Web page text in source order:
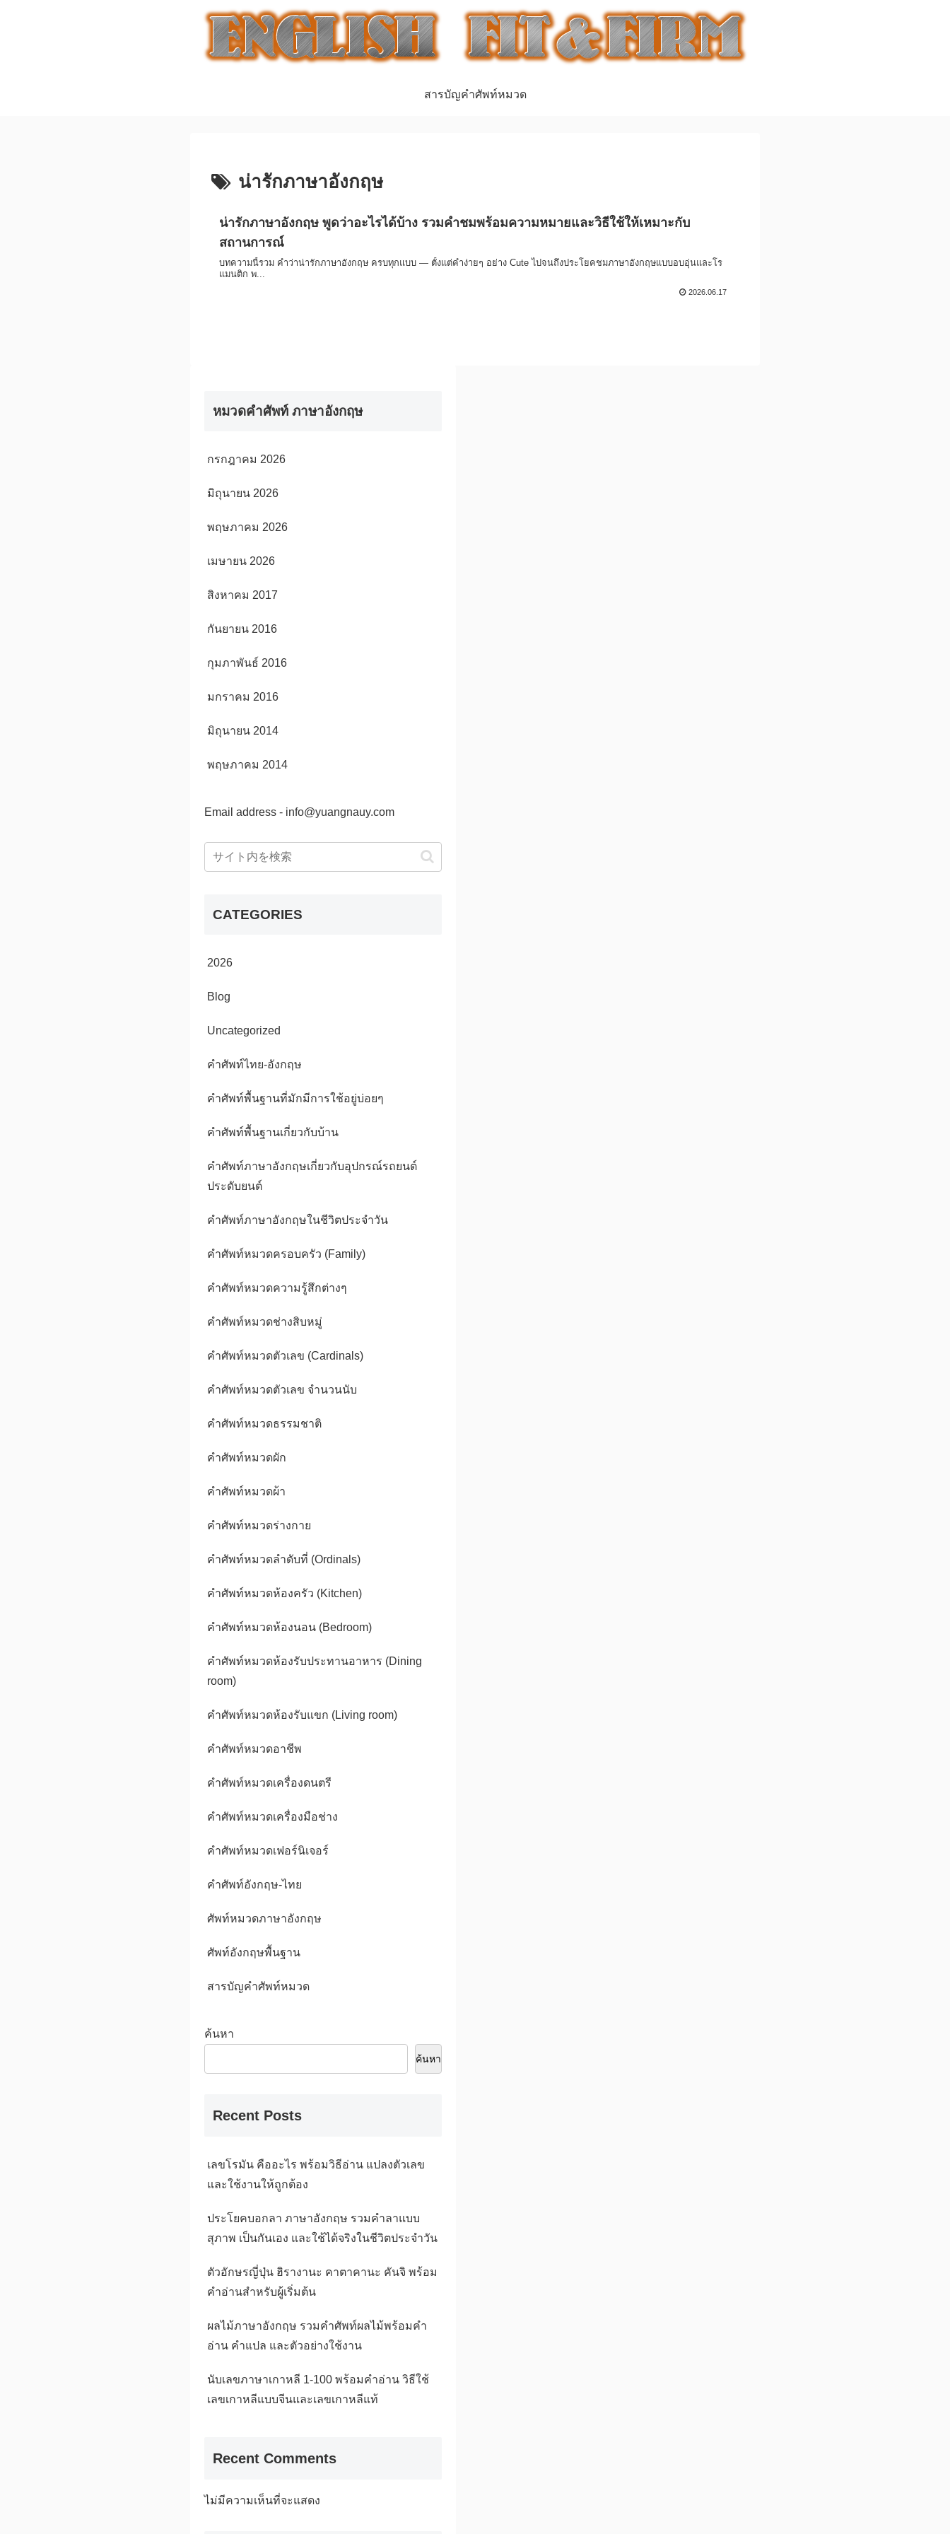
สารบัญคำศัพท์หมวด
น่ารักภาษาอังกฤษ
น่ารักภาษาอังกฤษ พูดว่าอะไรได้บ้าง รวมคำชมพร้อมความหมายและวิธีใช้ให้เหมาะกับ
สถานการณ์
บทความนี้รวม คำว่าน่ารักภาษาอังกฤษ ครบทุกแบบ — ตั้งแต่คำง่ายๆ อย่าง Cute ไปจนถึงประโยคชมภาษาอังกฤษแบบอบอุ่นและโร
แมนติก พ...
2026.06.17
หมวดคำศัพท์ ภาษาอังกฤษ
กรกฎาคม 2026
มิถุนายน 2026
พฤษภาคม 2026
เมษายน 2026
สิงหาคม 2017
กันยายน 2016
กุมภาพันธ์ 2016
มกราคม 2016
มิถุนายน 2014
พฤษภาคม 2014
Email address - info@yuangnauy.com
CATEGORIES
2026
Blog
Uncategorized
คําศัพท์ไทย-อังกฤษ
คำศัพท์พื้นฐานที่มักมีการใช้อยู่บ่อยๆ
คำศัพท์พื้นฐานเกี่ยวกับบ้าน
คำศัพท์ภาษาอังกฤษเกี่ยวกับอุปกรณ์รถยนต์
ประดับยนต์
คำศัพท์ภาษาอังกฤษในชีวิตประจำวัน
คำศัพท์หมวดครอบครัว (Family)
คำศัพท์หมวดความรู้สึกต่างๆ
คำศัพท์หมวดช่างสิบหมู่
คำศัพท์หมวดตัวเลข (Cardinals)
คำศัพท์หมวดตัวเลข จำนวนนับ
คำศัพท์หมวดธรรมชาติ
คำศัพท์หมวดผัก
คำศัพท์หมวดผ้า
คำศัพท์หมวดร่างกาย
คำศัพท์หมวดลำดับที่ (Ordinals)
คำศัพท์หมวดห้องครัว (Kitchen)
คำศัพท์หมวดห้องนอน (Bedroom)
คำศัพท์หมวดห้องรับประทานอาหาร (Dining
room)
คำศัพท์หมวดห้องรับแขก (Living room)
คำศัพท์หมวดอาชีพ
คำศัพท์หมวดเครื่องดนตรี
คำศัพท์หมวดเครื่องมือช่าง
คำศัพท์หมวดเฟอร์นิเจอร์
คำศัพท์อังกฤษ-ไทย
ศัพท์หมวดภาษาอังกฤษ
ศัพท์อังกฤษพื้นฐาน
สารบัญคำศัพท์หมวด
ค้นหา
ค้นหา
Recent Posts
เลขโรมัน คืออะไร พร้อมวิธีอ่าน แปลงตัวเลข
และใช้งานให้ถูกต้อง
ประโยคบอกลา ภาษาอังกฤษ รวมคำลาแบบ
สุภาพ เป็นกันเอง และใช้ได้จริงในชีวิตประจำวัน
ตัวอักษรญี่ปุ่น ฮิรางานะ คาตาคานะ คันจิ พร้อม
คำอ่านสำหรับผู้เริ่มต้น
ผลไม้ภาษาอังกฤษ รวมคำศัพท์ผลไม้พร้อมคำ
อ่าน คำแปล และตัวอย่างใช้งาน
นับเลขภาษาเกาหลี 1-100 พร้อมคำอ่าน วิธีใช้
เลขเกาหลีแบบจีนและเลขเกาหลีแท้
Recent Comments
ไม่มีความเห็นที่จะแสดง